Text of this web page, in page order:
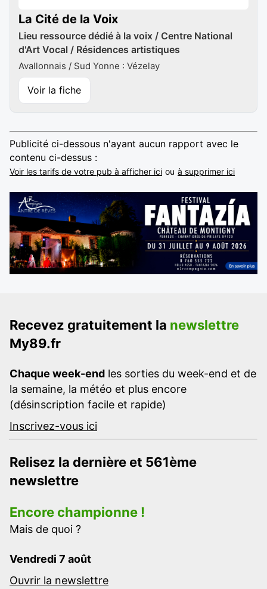
La Cité de la Voix
Lieu ressource dédié à la voix / Centre National
d'Art Vocal / Résidences artistiques
Avallonnais / Sud Yonne : Vézelay
Voir la fiche
Publicité ci-dessous n'ayant aucun rapport avec le
contenu ci-dessus :
Voir les tarifs de votre pub à afficher ici ou à supprimer ici
Recevez gratuitement la newslettre
My89.fr
Chaque week-end les sorties du week-end et de
la semaine, la météo et plus encore
(désinscription facile et rapide)
Inscrivez-vous ici
Relisez la dernière et 561ème
newslettre
Encore championne !
Mais de quoi ?
Vendredi 7 août
Ouvrir la newslettre